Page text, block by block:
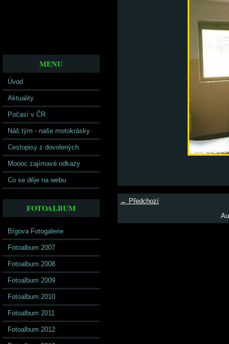
MENU
Úvod
Aktuality
Počasí v ČR
Náš tým - naše motokrásky
Cestopisy z dovolených
Moooc zajímavé odkazy
Co se děje na webu
FOTOALBUM
Bígova Fotogalerie
Fotoalbum 2007
Fotoalbum 2008
Fotoalbum 2009
Fotoalbum 2010
Fotoalbum 2011
Fotoalbum 2012
← Předchozí